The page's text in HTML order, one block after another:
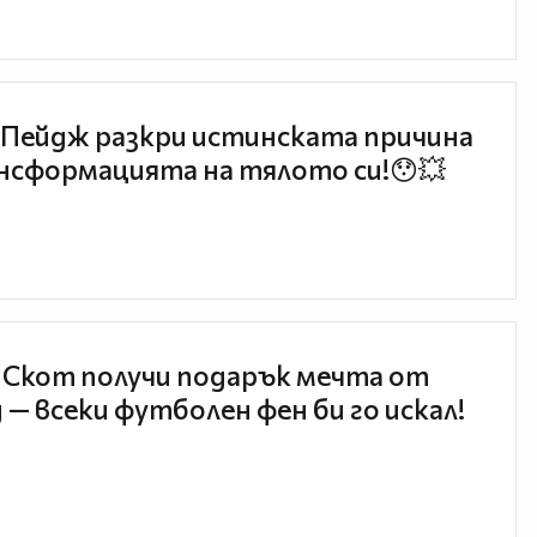
разкри истинската причина
на тялото си!😯💥
Скот получи подарък мечта от
всеки футболен фен би го искал!